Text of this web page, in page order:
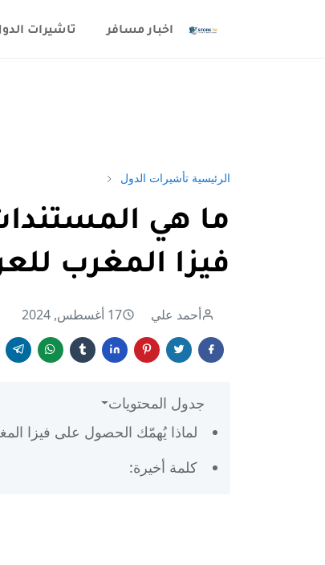
اخبار مسافر تاشيرات
الرئيسية تأشيرات الدول
ما هي
فيزا المغرب
أحمد علي 17 أغسطس, 2024
جدول المحتويات
لماذا يُهمّك الحصول على فيزا
كلمة أخيرة: